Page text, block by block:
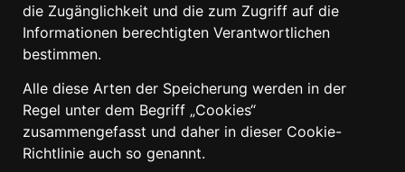
die Zugänglichkeit und die zum Zugriff auf die
Informationen berechtigten Verantwortlichen
bestimmen.
Alle diese Arten der Speicherung werden in der
Regel unter dem Begriff „Cookies“
zusammengefasst und daher in dieser Cookie-
Richtlinie auch so genannt.